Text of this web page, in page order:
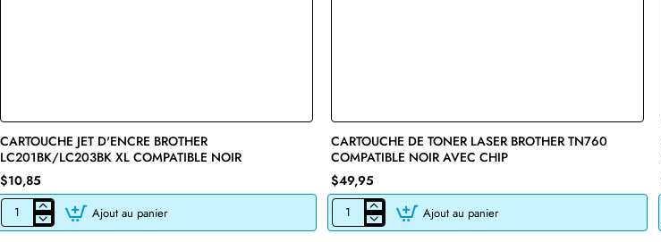
CARTOUCHE JET D'ENCRE BROTHER
LC201BK/LC203BK XL COMPATIBLE NOIR
$10,85
CARTOUCHE
JET
Ajout au panier
🔥 Bestseller
CARTOUCHE DE TONER LASER BROTHER TN760
COMPATIBLE NOIR AVEC CHIP
$49,95
CARTOUCHE
DE
Ajout au panier